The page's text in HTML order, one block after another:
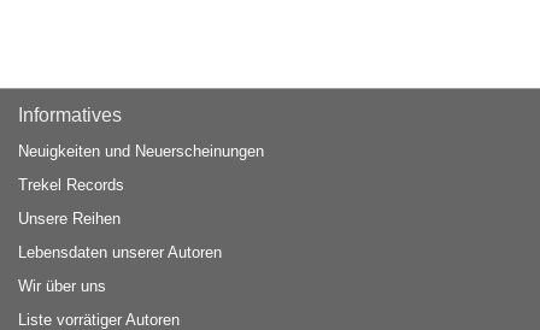
Informatives
Neuigkeiten und Neuerscheinungen
Trekel Records
Unsere Reihen
Lebensdaten unserer Autoren
Wir über uns
Liste vorrätiger Autoren